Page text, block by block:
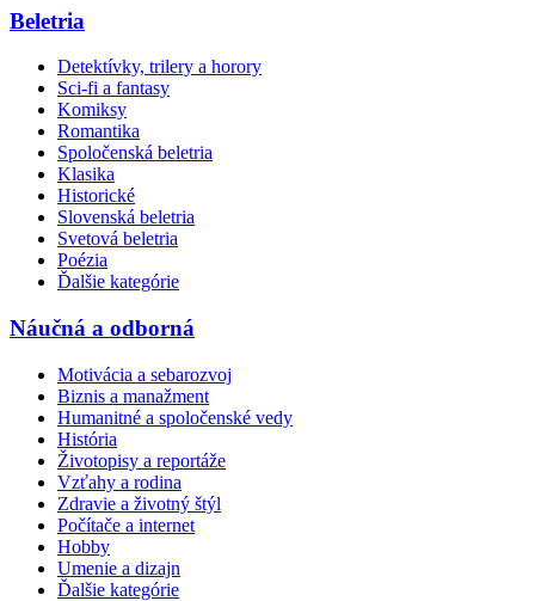
Beletria
Detektívky, trilery a horory
Sci-fi a fantasy
Komiksy
Romantika
Spoločenská beletria
Klasika
Historické
Slovenská beletria
Svetová beletria
Poézia
Ďalšie kategórie
Náučná a odborná
Motivácia a sebarozvoj
Biznis a manažment
Humanitné a spoločenské vedy
História
Životopisy a reportáže
Vzťahy a rodina
Zdravie a životný štýl
Počítače a internet
Hobby
Umenie a dizajn
Ďalšie kategórie